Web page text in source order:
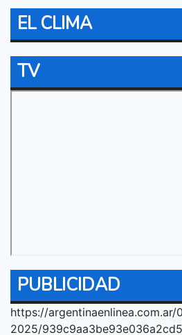
EL CLIMA
TV
PUBLICIDAD
https://argentinaenlinea.com.ar/
2025/